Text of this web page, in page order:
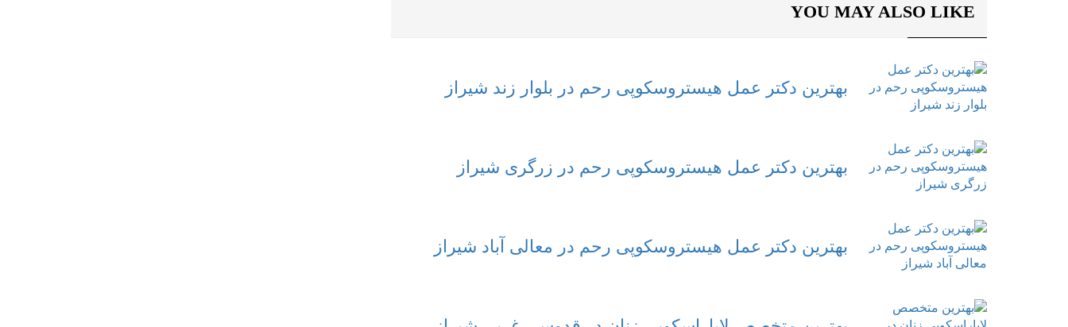
YOU MAY ALSO LIKE
بهترین دکتر عمل هیستروسکوپی رحم در بلوار زند شیراز
بهترین دکتر عمل هیستروسکوپی رحم در زرگری شیراز
بهترین دکتر عمل هیستروسکوپی رحم در معالی آباد شیراز